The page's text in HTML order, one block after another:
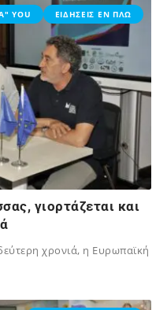
YOU ΕΙΔΗΣΕΙΣ ΕΝ ΠΛΩ
γιορτάζεται και
χρονιά, η Ευρωπαϊκή